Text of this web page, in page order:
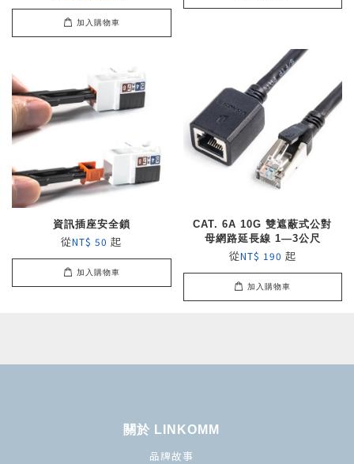
加入購物車
資訊插座安全鎖
從NT$ 50起
加入購物車
CAT. 6A 10G 雙遮蔽式公對
母網路延長線 1—3公尺
從NT$ 190 起
加入購物車
關於 LINKOMM
品牌故事